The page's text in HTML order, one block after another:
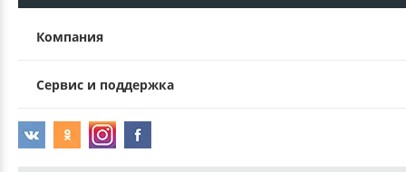
Компания
Сервис и поддержка